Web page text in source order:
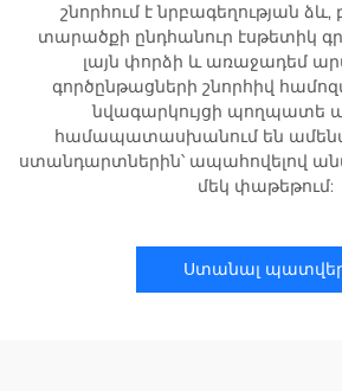
շնորհում է նրբագեղության
տարածքի ընդհանուր էսթետիկ
լայն փորձի և առաջադեմ
գործընթացների շնորհիվ
նվագարկույցի պողպատե
համապատասխանում են
ստանդարտներին՝ ապահովելով
մեկ փաթեթում:
Ստանալ